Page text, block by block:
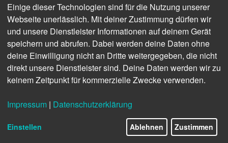
www.oticon.de
ANZEIGE
NEWS
Natural Fitting: bereit für iOS
... und weitere umfängliche
Einige dieser Technologien sind für die Nutzung unserer
Webseite unerlässlich. Mit deiner Zustimmung dürfen wir
und unsere Dienstleister Informationen auf deinem Gerät
speichern und abrufen. Dabei werden deine Daten ohne
deine Einwilligung nicht an Dritte weitergegeben, die nicht
direkt unsere Dienstleister sind. Deine Daten werden wir zu
keinem Zeitpunkt für kommerzielle Zwecke verwenden.
Impressum | Datenschutzerklärung
Einstellen Ablehnen Zustimmen